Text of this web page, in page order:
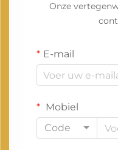
Onze
E-mail
Mobiel
Code